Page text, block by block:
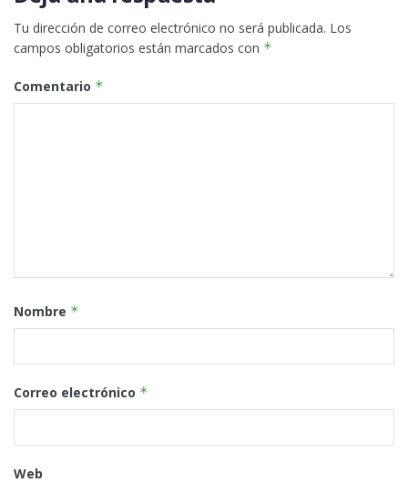
Tu dirección de correo electrónico no será publicada. Los
campos obligatorios están marcados con *
Comentario *
Nombre *
Correo electrónico *
Web